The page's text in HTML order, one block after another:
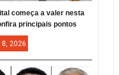
começa a valer nesta
principais pontos
2026